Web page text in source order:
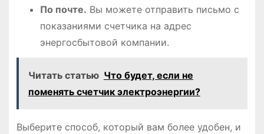
По почте. Вы можете отправить письмо с
показаниями счетчика на адрес
энергосбытовой компании.
Читать статью Что будет, если не
поменять счетчик электроэнергии?
Выберите способ, который вам более удобен, и